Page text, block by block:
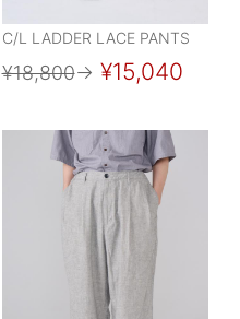
C/L LADDER LACE PANTS
¥18,800→ ¥15,040